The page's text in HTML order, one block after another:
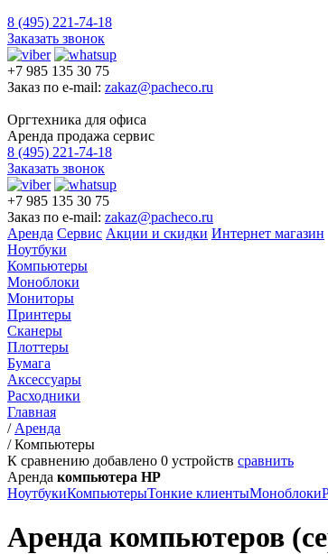
8 (495) 221-74-18
Заказать звонок
+7 985 135 30 75
Заказ по e-mail: zakaz@pacheco.ru
Оргтехника для офиса
Аренда продажа сервис
8 (495) 221-74-18
Заказать звонок
+7 985 135 30 75
Заказ по e-mail: zakaz@pacheco.ru
Аренда Сервис Акции и скидки Интернет магазин
Ноутбуки
Компьютеры
Моноблоки
Мониторы
Принтеры
Сканеры
Плоттеры
Бумага
Аксессуары
Расходники
Главная
/ Аренда
/Компьютеры
К сравнению добавлено 0 устройств сравнить
Аренда компьютера HP
НоутбукиКомпьютерыТонкие клиентыМоноблоки
Аренда компьютеров